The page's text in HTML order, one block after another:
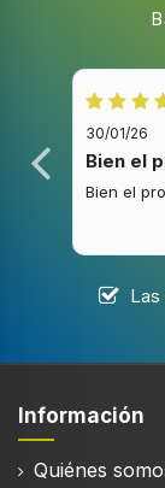
30/01/26
Bien el
Bien el
Información
Quiénes